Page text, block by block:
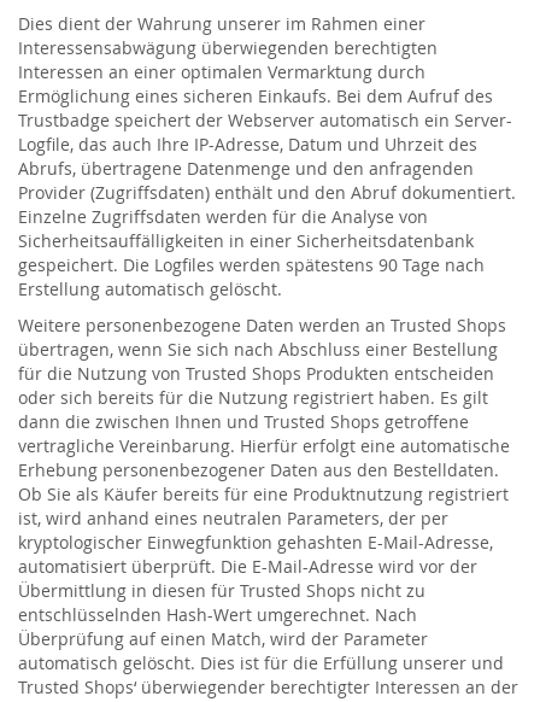
Dies dient der Wahrung unserer im Rahmen einer
Interessensabwägung überwiegenden berechtigten
Interessen an einer optimalen Vermarktung durch
Ermöglichung eines sicheren Einkaufs. Bei dem Aufruf des
Trustbadge speichert der Webserver automatisch ein Server-
Logfile, das auch Ihre IP-Adresse, Datum und Uhrzeit des
Abrufs, übertragene Datenmenge und den anfragenden
Provider (Zugriffsdaten) enthält und den Abruf dokumentiert.
Einzelne Zugriffsdaten werden für die Analyse von
Sicherheitsauffälligkeiten in einer Sicherheitsdatenbank
gespeichert. Die Logfiles werden spätestens 90 Tage nach
Erstellung automatisch gelöscht.
Weitere personenbezogene Daten werden an Trusted Shops
übertragen, wenn Sie sich nach Abschluss einer Bestellung
für die Nutzung von Trusted Shops Produkten entscheiden
oder sich bereits für die Nutzung registriert haben. Es gilt
dann die zwischen Ihnen und Trusted Shops getroffene
vertragliche Vereinbarung. Hierfür erfolgt eine automatische
Erhebung personenbezogener Daten aus den Bestelldaten.
Ob Sie als Käufer bereits für eine Produktnutzung registriert
ist, wird anhand eines neutralen Parameters, der per
kryptologischer Einwegfunktion gehashten E-Mail-Adresse,
automatisiert überprüft. Die E-Mail-Adresse wird vor der
Übermittlung in diesen für Trusted Shops nicht zu
entschlüsselnden Hash-Wert umgerechnet. Nach
Überprüfung auf einen Match, wird der Parameter
automatisch gelöscht. Dies ist für die Erfüllung unserer und
Trusted Shops‘ überwiegender berechtigter Interessen an der